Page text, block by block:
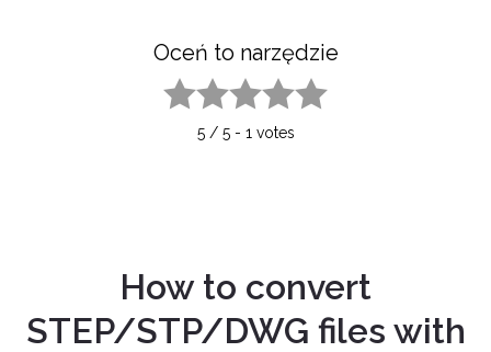
Oceń to narzędzie
5/ 5- 1 votes
How to convert
STEP/STP/DWG files with